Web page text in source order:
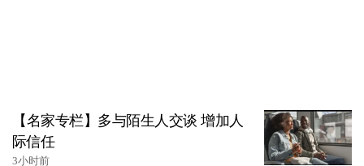
【名家专栏】多与陌生人交谈 增加人
际信任
3小时前